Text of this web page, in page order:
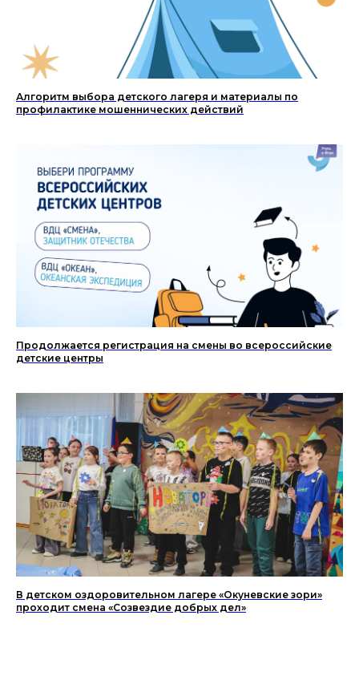
Алгоритм выбора детского лагеря и материалы по
профилактике мошеннических действий
Продолжается регистрация на смены во всероссийские
детские центры
В детском оздоровительном лагере «Окуневские зори»
проходит смена «Созвездие добрых дел»